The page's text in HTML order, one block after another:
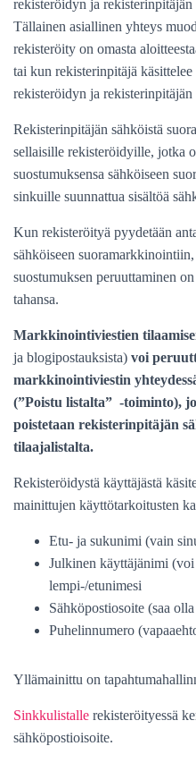
rekisteröidyn ja
Tällainen asiallinen yhteys
rekisteröity on omasta
tai kun rekisterinpitäjä
rekisteröidyn ja
Rekisterinpitäjän sähköistä
sellaisille rekisteröidyille, jotka
suostumuksensa sähköiseen
sinkuille suunnattua sisältöä
Kun rekisteröityä pyydetään
sähköiseen
suostumuksen peruuttaminen
tahansa.
Markkinointiviestien
ja blogipostauksista) voi
markkinointiviestin
(”Poistu listalta” -toiminto),
poistetaan rekisterinpitäjän
tilaajalistalta.
Rekisteröidystä käyttäjästä
mainittujen käyttötarkoitusten
Etu- ja sukunimi (vain
Julkinen käyttäjänimi
lempi-/etunimesi
Sähköpostiosoite (saa
Puhelinnumero
Yllämainittu on
Sinkkulistalle rekisteröityessä
sähköpostioisoite.